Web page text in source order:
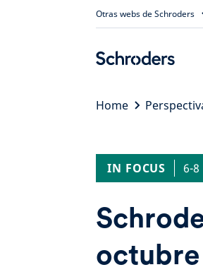
Otras webs de Schroders
Home
IN FOCUS 6-